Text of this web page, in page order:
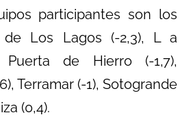
participantes son los
de Los Lagos (-2,3), L a
Puerta de Hierro (-1,7),
Terramar (-1), Sotogrande
(0,4).